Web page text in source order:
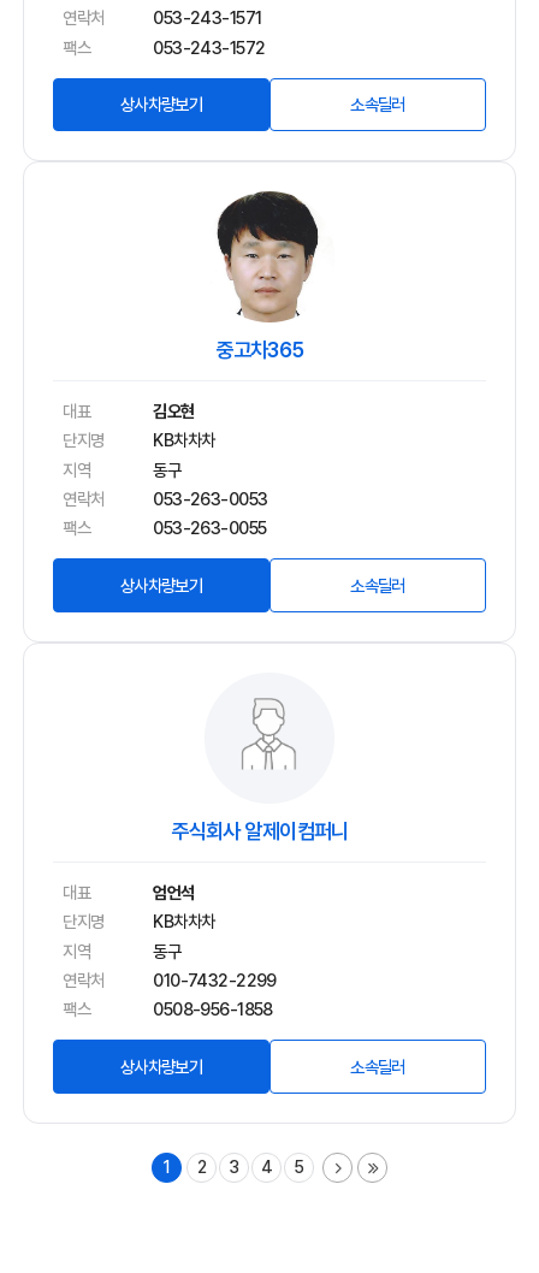
연락처
053-243-1571
팩스
053-243-1572
상사차량보기 소속딜러
중고차365
대표
김오현
단지명
KB차차차
지역
동구
연락처
053-263-0053
팩스
053-263-0055
상사차량보기 소속딜러
주식회사 알제이컴퍼니
대표
엄언석
단지명
KB차차차
지역
동구
연락처
010-7432-2299
팩스
0508-956-1858
상사차량보기 소속딜러
1 2 3 4 5